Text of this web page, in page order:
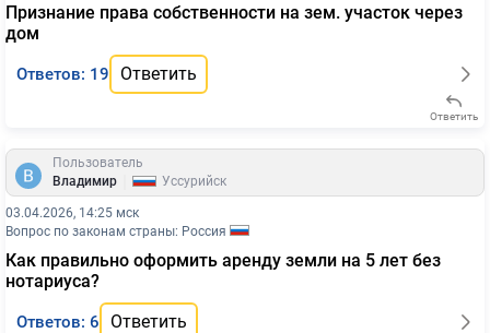
Признание права собственности на зем. участок через
дом
Ответов: 19 Ответить
Ответить
Пользователь
Владимир
Уссурийск
03.04.2026, 14:25 мск
Вопрос по законам страны: Россия
Как правильно оформить аренду земли на 5 лет без
нотариуса?
Ответов: 6 Ответить